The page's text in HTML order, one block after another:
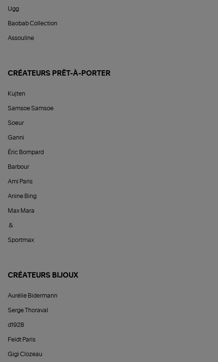
Ugg
Baobab Collection
Assouline
CRÉATEURS PRÊT-À-PORTER
Kujten
Samsoe Samsoe
Soeur
Ganni
Éric Bompard
Barbour
Ami Paris
Anine Bing
Max Mara
&
Sportmax
CRÉATEURS BIJOUX
Aurélie Bidermann
Serge Thoraval
d1928
Feidt Paris
Gigi Clozeau